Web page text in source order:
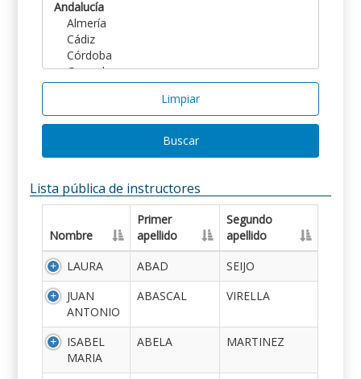
Limpiar
Buscar
Lista pública de instructores
Nombre
Primer
apellido
Segundo
apellido
LAURA
ABAD
SEIJO
JUAN
ANTONIO
ABASCAL VIRELLA
ISABEL
MARIA
ABELA MARTINEZ